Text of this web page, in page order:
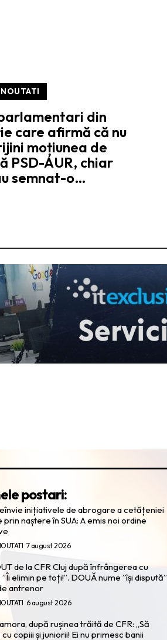
NOUTATI
din
care afirmă că nu
moțiunea de
PSD-AUR, chiar
semnat-o…
postari:
inițiativele de abrogare a cetățeniei
naștere în SUA: A emis noi ordine
7 august 2026
de la CFR Cluj după înfrângerea cu
elimin pe toți!”. DOUĂ nume ”își dispută”
antrenor
6 august 2026
după rușinea trăită de CFR: „Să
copiii și juniorii! Ei nu primesc banii